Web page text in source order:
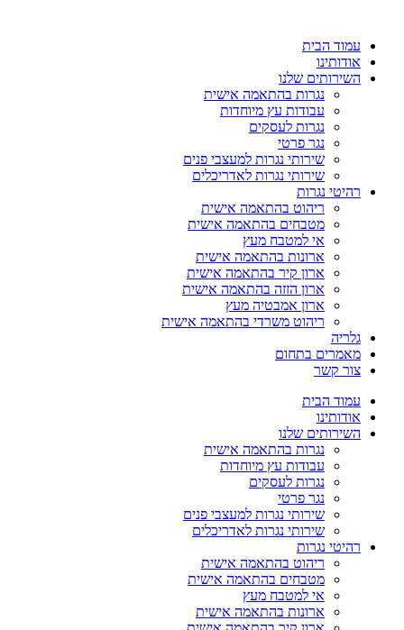
עמוד הבית
אודותינו
השירותים שלנו
נגרות בהתאמה אישית
עבודות עץ מיוחדות
נגרות לעסקים
נגר פרטי
שירותי נגרות למעצבי פנים
שירותי נגרות לאדריכלים
רהיטי נגרות
ריהוט בהתאמה אישית
מטבחים בהתאמה אישית
אי למטבח מעץ
ארונות בהתאמה אישית
ארון קיר בהתאמה אישית
ארון הזזה בהתאמה אישית
ארון אמבטיה מעץ
ריהוט משרדי בהתאמה אישית
גלריה
מאמרים בתחום
צור קשר
עמוד הבית
אודותינו
השירותים שלנו
נגרות בהתאמה אישית
עבודות עץ מיוחדות
נגרות לעסקים
נגר פרטי
שירותי נגרות למעצבי פנים
שירותי נגרות לאדריכלים
רהיטי נגרות
ריהוט בהתאמה אישית
מטבחים בהתאמה אישית
אי למטבח מעץ
ארונות בהתאמה אישית